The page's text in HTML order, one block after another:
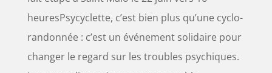
heuresPsycyclette, c’est bien plus qu’une cyclo-
randonnée : c’est un événement solidaire pour
changer le regard sur les troubles psychiques.